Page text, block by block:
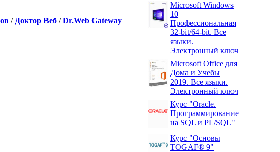
/ Доктор Веб /Dr.Web Gateway
Microsoft Windows
10
Профессиональная
32-bit/64-bit. Все
языки.
Электронный ключ
Microsoft Office для
Дома и Учебы
2019. Все языки.
Электронный ключ
Курс "Oracle.
Программирование
на SQL и PL/SQL"
Курс "Основы
TOGAF® 9"